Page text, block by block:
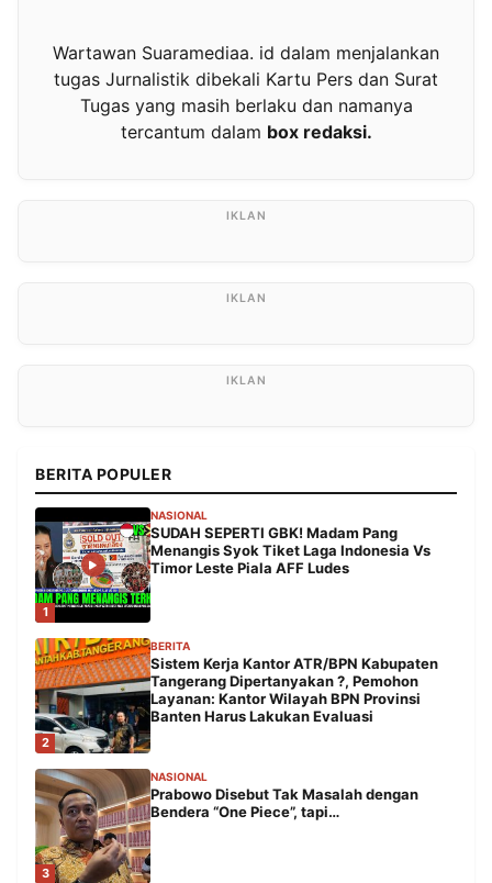
Wartawan Suaramediaa. id dalam menjalankan
tugas Jurnalistik dibekali Kartu Pers dan Surat
Tugas yang masih berlaku dan namanya
tercantum dalam box redaksi.
BERITA POPULER
1
NASIONAL
SUDAH SEPERTI GBK! Madam Pang
Menangis Syok Tiket Laga Indonesia Vs
Timor Leste Piala AFF Ludes
2
BERITA
Sistem Kerja Kantor ATR/BPN Kabupaten
Tangerang Dipertanyakan ?, Pemohon
Layanan: Kantor Wilayah BPN Provinsi
Banten Harus Lakukan Evaluasi
3
NASIONAL
Prabowo Disebut Tak Masalah dengan
Bendera “One Piece”, tapi…